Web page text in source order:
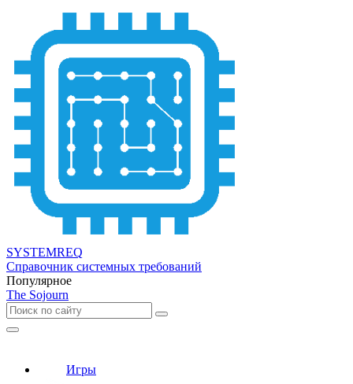
SYSTEMREQ
Справочник системных требований
Популярное
The Sojourn
Игры